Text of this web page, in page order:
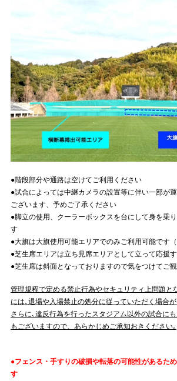
●階段部分や通路は空けてご利用ください
●試合によっては中継カメラの設置等に伴い一部が
ございます、予めご了承ください
●脚立の使用、クーラーボックスを台にして身を乗
す
●大旗は大旗使用可能エリアでのみご利用可能です
●芝生席エリアは立ち見席エリアとして立って応援
●芝生席は斜面となっておりますので気をつけてご
管理規程で定める禁止行為やセキュリティ上問題と
には､退場や入場禁止の処分に従っていただく場合が
さらに､違反行為を行ったスタジアム以外の試合に
もございますので、あらかじめご承知おきください｡
●フェンス・手すりの破損や転落の可能性があるた
す